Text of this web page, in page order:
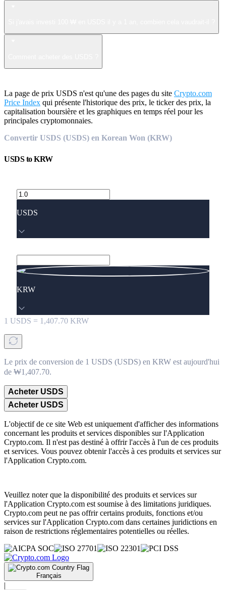
La page de prix USDS n'est qu'une des pages du site Crypto.com
Price Index qui présente l'historique des prix, le ticker des prix, la
capitalisation boursière et les graphiques en temps réel pour les
principales cryptomonnaies.
Convertir USDS (USDS) en Korean Won (KRW)
USDStoKRW
USDS
KRW
1 USDS = 1,407.70 KRW
Le prix de conversion de 1 USDS (USDS) en KRW est aujourd'hui
de ₩1,407.70.
Acheter USDS
Acheter USDS
L'objectif de ce site Web est uniquement d'afficher des informations
concernant les produits et services disponibles sur l'Application
Crypto.com. Il n'est pas destiné à offrir l'accès à l'un de ces produits
et services. Vous pouvez obtenir l'accès à ces produits et services sur
l'Application Crypto.com.
Veuillez noter que la disponibilité des produits et services sur
l'Application Crypto.com est soumise à des limitations juridiques.
Crypto.com peut ne pas offrir certains produits, fonctions et/ou
services sur l'Application Crypto.com dans certaines juridictions en
raison de restrictions réglementaires potentielles ou réelles.
Français
|